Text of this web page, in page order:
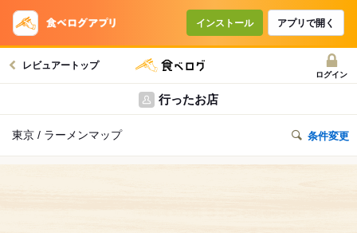
インストール アプリで開く
レビュアートップ
ログイン
行ったお店
東京 / ラーメンマップ 条件変更